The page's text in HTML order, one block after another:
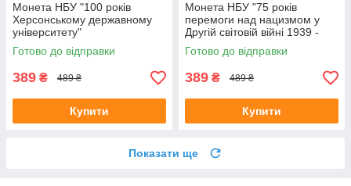
Монета НБУ "100 років
Херсонському державному
університету"
Готово до відправки
389 ₴ 489 ₴
Купити
Монета НБУ "75 років
перемоги над нацизмом у
Другій світовій війні 1939 -
1945 років"
Готово до відправки
389 ₴ 489 ₴
Купити
Показати ще